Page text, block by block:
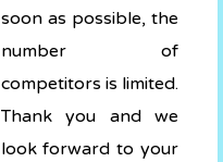
soon as possible, the
number of
competitors is limited.
Thank you and we
look forward to your